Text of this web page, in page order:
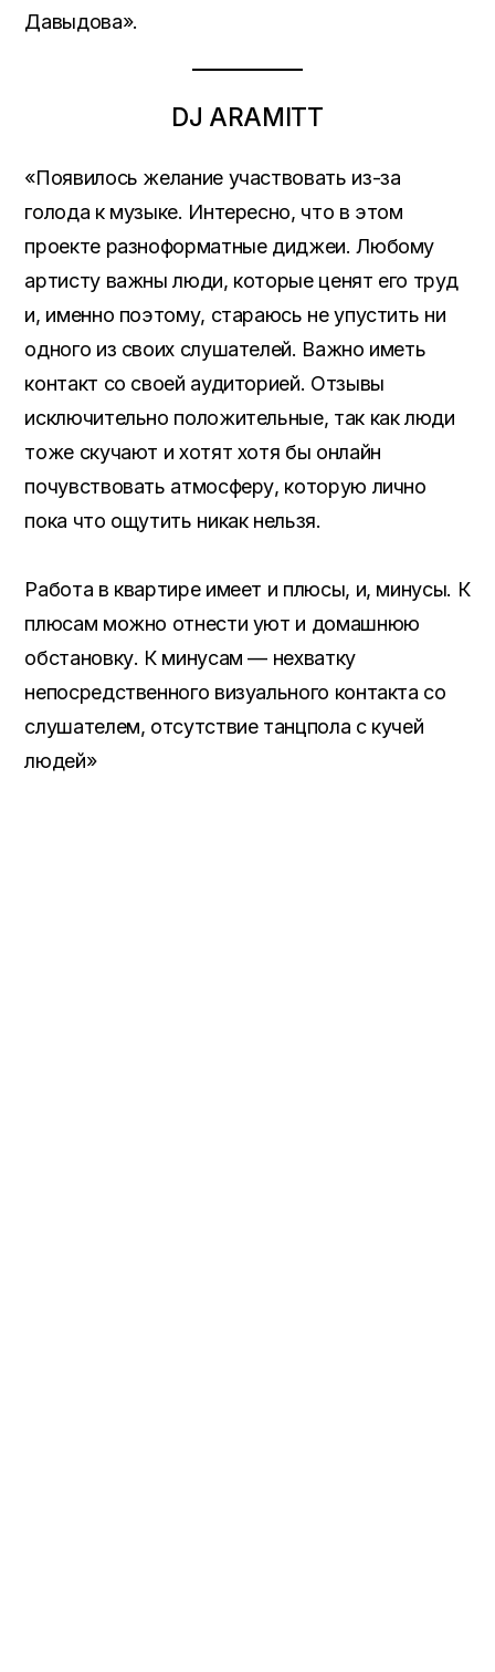
Давыдова».
DJ ARAMITT
«Появилось желание участвовать из-за
голода к музыке. Интересно, что в этом
проекте разноформатные диджеи. Любому
артисту важны люди, которые ценят его труд
и, именно поэтому, стараюсь не упустить ни
одного из своих слушателей. Важно иметь
контакт со своей аудиторией. Отзывы
исключительно положительные, так как люди
тоже скучают и хотят хотя бы онлайн
почувствовать атмосферу, которую лично
пока что ощутить никак нельзя.
Работа в квартире имеет и плюсы, и, минусы. К
плюсам можно отнести уют и домашнюю
обстановку. К минусам — нехватку
непосредственного визуального контакта со
слушателем, отсутствие танцпола с кучей
людей»